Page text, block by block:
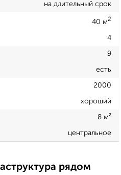
на длительный срок
40 м2
4
9
есть
2000
хороший
8 м²
центральное
рядом